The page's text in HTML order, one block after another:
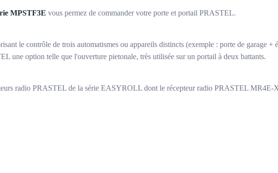
MPSTF3E vous permez de commander votre porte et portail PRASTEL.
le contrôle de trois automatismes ou appareils distincts (exemple : porte de garage
une option telle que l'ouverture pietonale, très utilisée sur un portail à deux battants.
radio PRASTEL de la série EASYROLL dont le récepteur radio PRASTEL MR4E-